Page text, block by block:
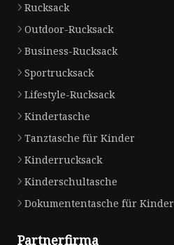
Rucksack
Outdoor-Rucksack
Business-Rucksack
Sportrucksack
Lifestyle-Rucksack
Kindertasche
Tanztasche für Kinder
Kinderrucksack
Kinderschultasche
Dokumententasche für Kinder
Partnerfirma